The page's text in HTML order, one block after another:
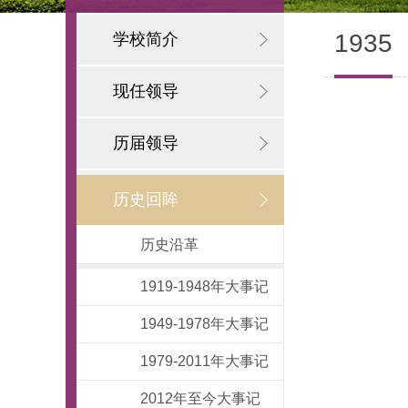
学校简介
现任领导
历届领导
历史回眸
历史沿革
1919-1948年大事记
1949-1978年大事记
1979-2011年大事记
2012年至今大事记
1935